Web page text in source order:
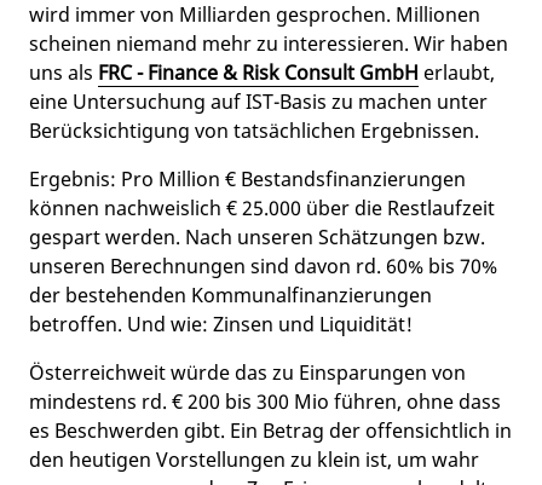
wird immer von Milliarden gesprochen. Millionen
scheinen niemand mehr zu interessieren. Wir haben
uns als FRC - Finance & Risk Consult GmbH erlaubt,
eine Untersuchung auf IST-Basis zu machen unter
Berücksichtigung von tatsächlichen Ergebnissen.
Ergebnis: Pro Million € Bestandsfinanzierungen
können nachweislich € 25.000 über die Restlaufzeit
gespart werden. Nach unseren Schätzungen bzw.
unseren Berechnungen sind davon rd. 60% bis 70%
der bestehenden Kommunalfinanzierungen
betroffen. Und wie: Zinsen und Liquidität!
Österreichweit würde das zu Einsparungen von
mindestens rd. € 200 bis 300 Mio führen, ohne dass
es Beschwerden gibt. Ein Betrag der offensichtlich in
den heutigen Vorstellungen zu klein ist, um wahr